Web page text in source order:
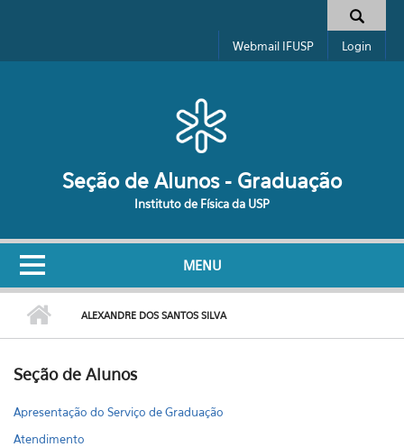
Formulário de busca
Webmail IFUSP Login
Seção de Alunos - Graduação
Instituto de Física da USP
MENU
ALEXANDRE DOS SANTOS SILVA
Seção de Alunos
Apresentação do Serviço de Graduação
Atendimento